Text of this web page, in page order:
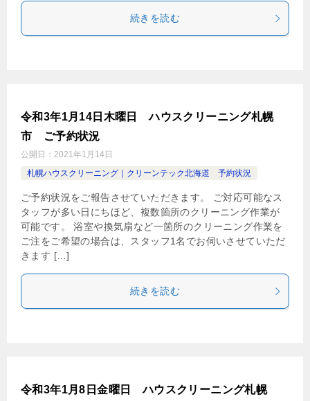
続きを読む
令和3年1月14日木曜日 ハウスクリーニング札幌
市 ご予約状況
公開日： 2021年1月14日
札幌ハウスクリーニング｜クリーンテック北海道 予約状況
ご予約状況をご報告させていただきます。 ご対応可能なス
タッフが多い日にちほど、複数箇所のクリーニング作業が
可能です。 浴室や換気扇など一箇所のクリーニング作業を
ご注をご希望の場合は、スタッフ1名でお伺いさせていただ
きます […]
続きを読む
令和3年1月8日金曜日 ハウスクリーニング札幌